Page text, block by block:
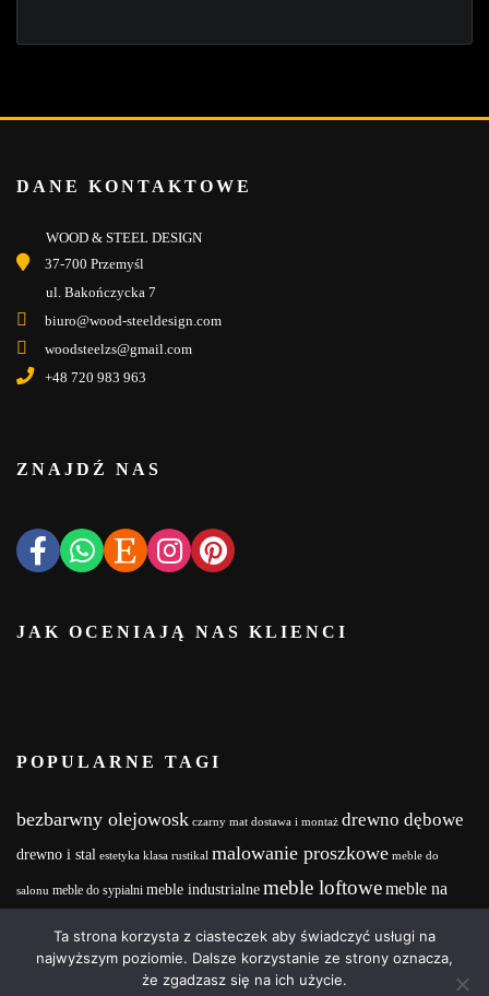
DANE KONTAKTOWE
WOOD & STEEL DESIGN
37-700 Przemyśl
ul. Bakończycka 7
biuro@wood-steeldesign.com
woodsteelzs@gmail.com
+48 720 983 963
ZNAJDŹ NAS
JAK OCENIAJĄ NAS KLIENCI
POPULARNE TAGI
bezbarwny olejowosk czarny mat dostawa i montaż drewno dębowe
drewno i stal estetyka klasa rustikal malowanie proszkowe meble do
salonu meble do sypialni meble industrialne meble loftowemeble na
Olejowosk realizacja projektu stalowe nogi wood and steel
Ta strona korzysta z ciasteczek aby świadczyć usługi na
najwyższym poziomie. Dalsze korzystanie ze strony oznacza,
że zgadzasz się na ich użycie.